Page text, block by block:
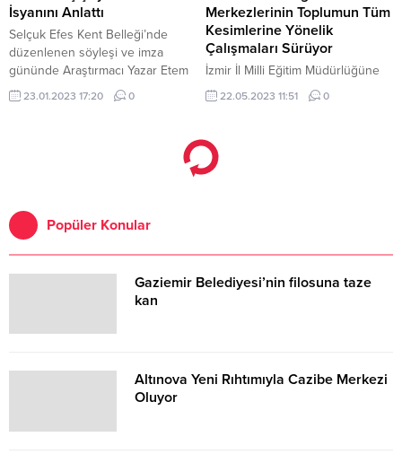
İsyanını Anlattı
Selçuk Efes Kent Belleği’nde
düzenlenen söyleşi ve imza
gününde Araştırmacı Yazar Etem
Oruç’un “Ege’de Börklüce ve
Bedreddin” adlı kitabı Efes
çeşitli konularda araştırma yapmış
çağlardan beri önemli olduğunu
belirterek;...
23.01.2023 17:20 0
Merkezlerinin Toplumun Tüm
Kesimlerine Yönelik
Çalışmaları Sürüyor
İzmir İl Milli Eğitim Müdürlüğüne
bağlı Halk Eğitimi Merkezlerinde
'Hayat Boyu Öğrenme'
faaliyetlerle toplumun bütün
kesimlerine yönelik çalışmalar
gerçekleştiriliyor.
22.05.2023 11:51 0
Popüler Konular
Gaziemir Belediyesi’nin filosuna taze
kan
Altınova Yeni Rıhtımıyla Cazibe Merkezi
Oluyor